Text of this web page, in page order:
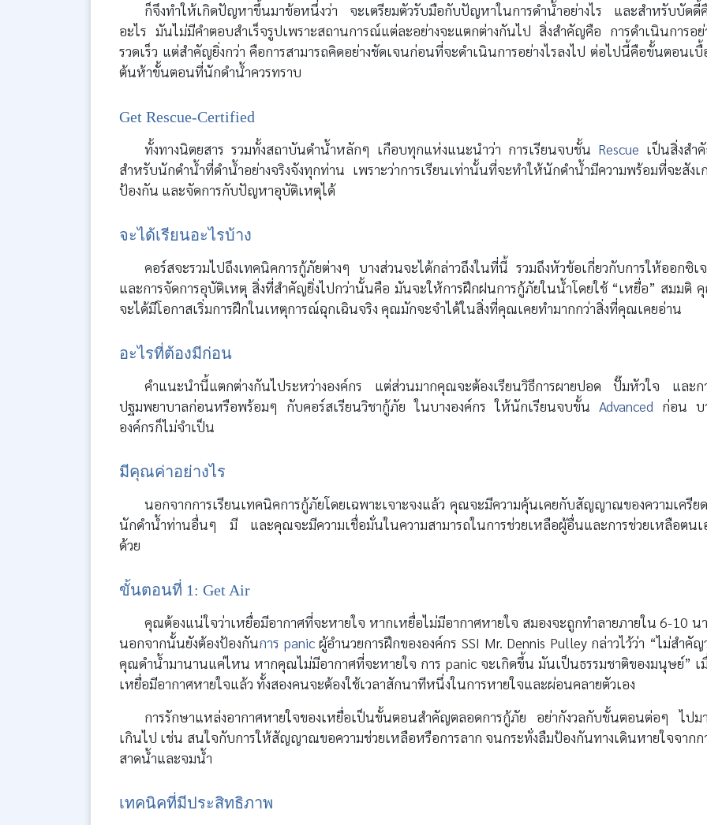
ก็จึงทำให้เกิดปัญหาขึ้นมาข้อหนึ่งว่า จะเตรียมตัวรับมือกับปัญหาในการดำน้ำอย่างไร และสำหรับบัดดี้
อะไร มันไม่มีคำตอบสำเร็จรูปเพราะสถานการณ์แต่ละอย่างจะแตกต่างกันไป สิ่งสำคัญคือ การดำเนินการอย่
รวดเร็ว แต่สำคัญยิ่งกว่า คือการสามารถคิดอย่างชัดเจนก่อนที่จะดำเนินการอย่างไรลงไป ต่อไปนี้คือขั้นตอนเบื้
ต้นห้าขั้นตอนที่นักดำน้ำควรทราบ
Get Rescue-Certified
ทั้งทางนิตยสาร รวมทั้งสถาบันดำน้ำหลักๆ เกือบทุกแห่งแนะนำว่า การเรียนจบชั้น Rescue เป็นสิ่งสำ
สำหรับนักดำน้ำที่ดำน้ำอย่างจริงจังทุกท่าน เพราะว่าการเรียนเท่านั้นที่จะทำให้นักดำน้ำมีความพร้อมที่จะสังเ
ป้องกัน และจัดการกับปัญหาอุบัติเหตุได้
จะได้เรียนอะไรบ้าง
คอร์สจะรวมไปถึงเทคนิคการกู้ภัยต่างๆ บางส่วนจะได้กล่าวถึงในที่นี้ รวมถึงหัวข้อเกี่ยวกับการให้ออกซิเ
และการจัดการอุบัติเหตุ สิ่งที่สำคัญยิ่งไปกว่านั้นคือ มันจะให้การฝึกฝนการกู้ภัยในน้ำโดยใช้ “เหยื่อ” สมมติ
จะได้มีโอกาสเริ่มการฝึกในเหตุการณ์ฉุกเฉินจริง คุณมักจะจำได้ในสิ่งที่คุณเคยทำมากกว่าสิ่งที่คุณเคยอ่าน
อะไรที่ต้องมีก่อน
คำแนะนำนี้แตกต่างกันไประหว่างองค์กร แต่ส่วนมากคุณจะต้องเรียนวิธีการผายปอด ปั๊มหัวใจ และก
ปฐมพยาบาลก่อนหรือพร้อมๆ กับคอร์สเรียนวิชากู้ภัย ในบางองค์กร ให้นักเรียนจบขั้น Advanced ก่อน บ
องค์กรก็ไม่จำเป็น
มีคุณค่าอย่างไร
นอกจากการเรียนเทคนิคการกู้ภัยโดยเฉพาะเจาะจงแล้ว คุณจะมีความคุ้นเคยกับสัญญาณของความเครีย
นักดำน้ำท่านอื่นๆ มี และคุณจะมีความเชื่อมั่นในความสามารถในการช่วยเหลือผู้อื่นและการช่วยเหลือตนเ
ด้วย
ขั้นตอนที่ 1: Get Air
คุณต้องแน่ใจว่าเหยื่อมีอากาศที่จะหายใจ หากเหยื่อไม่มีอากาศหายใจ สมองจะถูกทำลายภายใน 6-10 น
นอกจากนั้นยังต้องป้องกันการ panicผู้อำนวยการฝึกขององค์กร SSI Mr. Dennis Pulley กล่าวไว้ว่า “ไม่สำคัญ
คุณดำน้ำมานานแค่ไหน หากคุณไม่มีอากาศที่จะหายใจ การ panic จะเกิดขึ้น มันเป็นธรรมชาติของมนุษย์” เ
เหยื่อมีอากาศหายใจแล้ว ทั้งสองคนจะต้องใช้เวลาสักนาทีหนึ่งในการหายใจและผ่อนคลายตัวเอง
การรักษาแหล่งอากาศหายใจของเหยื่อเป็นขั้นตอนสำคัญตลอดการกู้ภัย อย่ากังวลกับขั้นตอนต่อๆ ไปม
เกินไป เช่น สนใจกับการให้สัญญาณขอความช่วยเหลือหรือการลาก จนกระทั่งลืมป้องกันทางเดินหายใจจากก
สาดน้ำและจมน้ำ
เทคนิคที่มีประสิทธิภาพ